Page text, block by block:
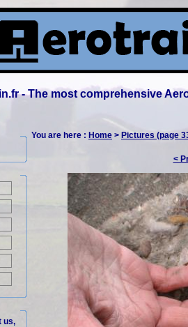
- The most comprehensive
us,
You are here : Home > Pictures (page
<